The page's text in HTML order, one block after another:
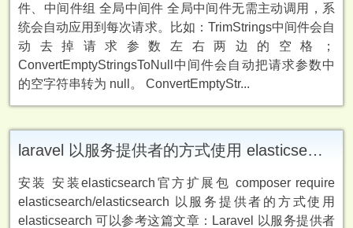
件、中间件组 全局中间件 全局中间件无需主动调用，系
统会自动应用到每次请求。比如：TrimStrings中间件会自
动去掉请求参数左右两边的空格；
ConvertEmptyStringsToNull中间件会自动把请求参数中
的空字符串转为 null。 ConvertEmptyStr...
laravel 以服务提供者的方式使用 elasticsearch
安装 安装elasticsearch官方扩展包 composer require
elasticsearch/elasticsearch 以服务提供者的方式使用
elasticsearch 可以参考这篇文章：Laravel 以服务提供者